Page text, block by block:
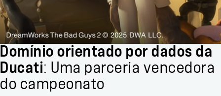
Domínio orientado por dados da
Ducati: Uma parceria vencedora
do campeonato